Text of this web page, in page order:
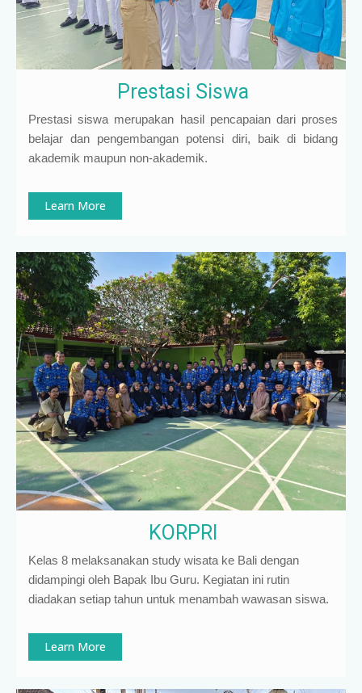
Prestasi Siswa
Prestasi siswa merupakan hasil pencapaian dari proses
belajar dan pengembangan potensi diri, baik di bidang
akademik maupun non-akademik.
Learn More
KORPRI
Kelas 8 melaksanakan study wisata ke Bali dengan
didampingi oleh Bapak Ibu Guru. Kegiatan ini rutin
diadakan setiap tahun untuk menambah wawasan siswa.
Learn More